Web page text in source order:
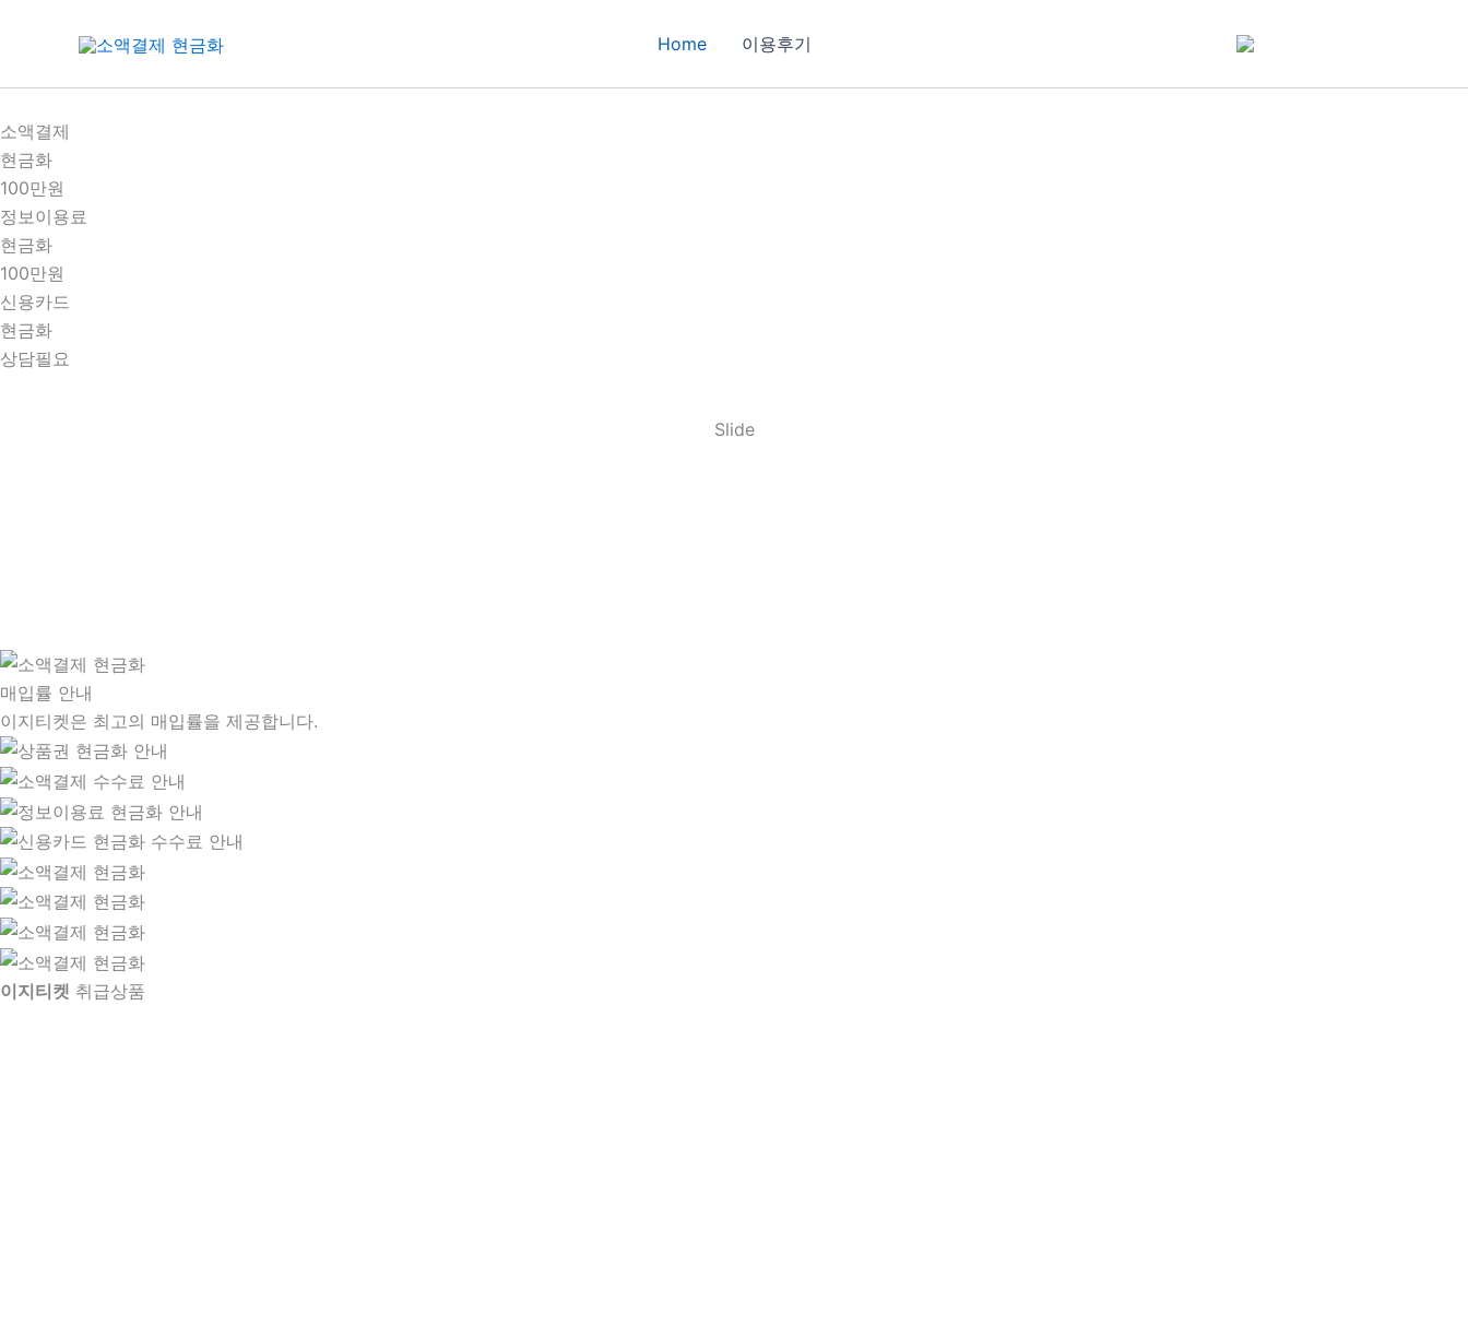
건
너
뛰
기
Home 이용후기
소액결제
현금화
100만원
정보이용료
현금화
100만원
신용카드
현금화
상담필요
Slide
매입률 안내
이지티켓은 최고의 매입률을 제공합니다.
이지티켓 취급상품